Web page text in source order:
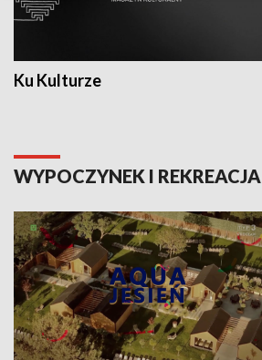
Ku Kulturze
WYPOCZYNEK I REKREACJA